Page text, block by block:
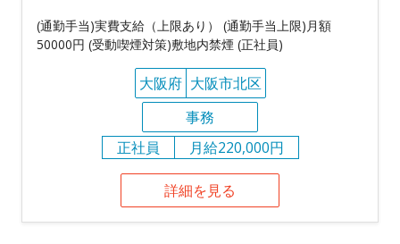
(通勤手当)実費支給（上限あり） (通勤手当上限)月額
50000円 (受動喫煙対策)敷地内禁煙 (正社員)
大阪府 大阪市北区
事務
正社員
月給220,000円
詳細を見る